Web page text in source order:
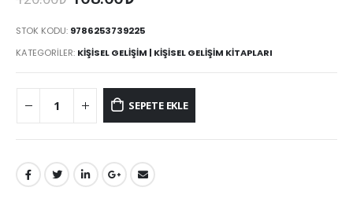
120.00₺.fiyat:
108.00₺.
STOK KODU: 9786253739225
KATEGORILER: KIŞISEL GELIŞIM | KIŞISEL GELIŞIM KITAPLARI
SEPETE EKLE